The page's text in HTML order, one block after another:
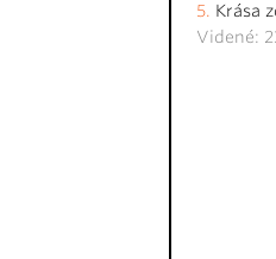
Krása
Videné: